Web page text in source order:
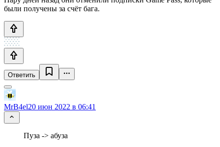
были получены за счёт бага.
Ответить
MrB4el20 июн 2022 в 06:41
Пуза -> абуза